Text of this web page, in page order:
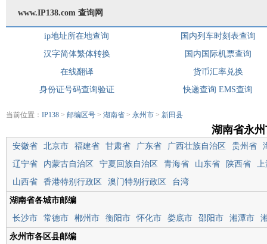
www.IP138.com 查询网
ip地址所在地查询
国内列车时刻表查询
汉字简体繁体转换
国内国际机票查询
在线翻译
货币汇率兑换
身份证号码查询验证
快递查询 EMS查询
当前位置： IP138 > 邮编区号 > 湖南省 > 永州市 > 新田县
湖南省永
安徽省 北京市 福建省 甘肃省 广东省 广西壮族自治区 贵州省
辽宁省
内蒙古自治区 宁夏回族自治区 青海省 山东省 陕西省
上
山西省
香港特别行政区 澳门特别行政区 台湾
湖南省各城市邮编
长沙市
常德市 郴州市 衡阳市 怀化市 娄底市 邵阳市 湘潭市
永州市各区县邮编